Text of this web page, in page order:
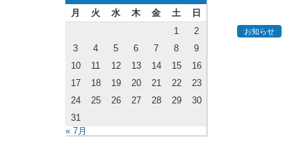
お知らせ
月 火 水 木 金 土
日
1
2
3
4 5 6 7 8
9
10
11 12 13 14 15
16
17
18 19 20 21 22
23
24
25 26 27 28 29
30
31
« 7月